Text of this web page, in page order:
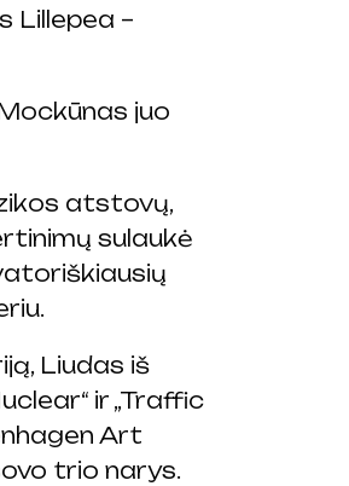
Lillepea –
juo
atstovų,
sulaukė
Liudas iš
ir „Traffic
Art
trio narys.